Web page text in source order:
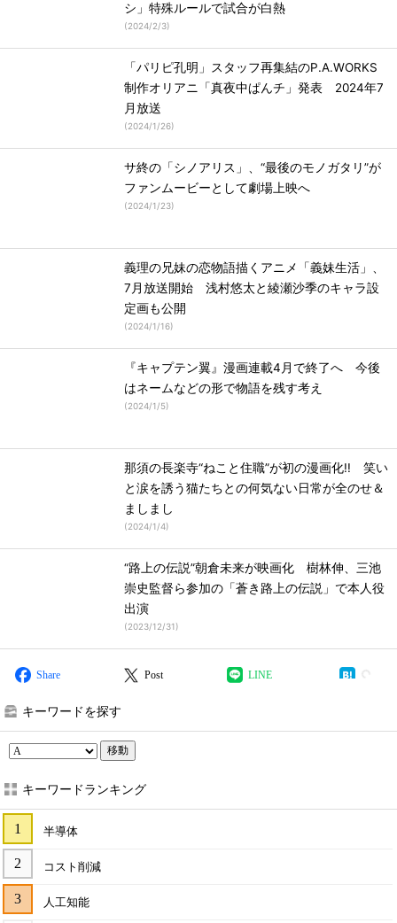
シ」特殊ルールで試合が白熱
(2024/2/3)
「パリピ孔明」スタッフ再集結のP.A.WORKS
制作オリアニ「真夜中ぱんチ」発表 2024年7
月放送
(2024/1/26)
サ終の「シノアリス」、“最後のモノガタリ”が
ファンムービーとして劇場上映へ
(2024/1/23)
義理の兄妹の恋物語描くアニメ「義妹生活」、
7月放送開始 浅村悠太と綾瀬沙季のキャラ設
定画も公開
(2024/1/16)
『キャプテン翼』漫画連載4月で終了へ 今後
はネームなどの形で物語を残す考え
(2024/1/5)
那須の長楽寺“ねこと住職”が初の漫画化!! 笑い
と涙を誘う猫たちとの何気ない日常が全のせ＆
ましまし
(2024/1/4)
“路上の伝説”朝倉未来が映画化 樹林伸、三池
崇史監督ら参加の「蒼き路上の伝説」で本人役
出演
(2023/12/31)
Share Post LINE
キーワードを探す
移動
キーワードランキング
半導体
コスト削減
人工知能